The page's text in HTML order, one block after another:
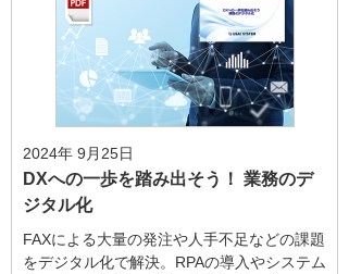
2024年 9月25日
DXへの一歩を踏み出そう！ 業務のデ
ジタル化
FAXによる大量の発注や人手不足などの課題
をデジタル化で解決。RPAの導入やシステム